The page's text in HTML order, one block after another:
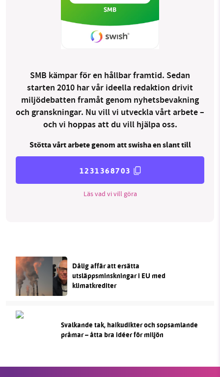
SMB kämpar för en hållbar framtid. Sedan
starten 2010 har vår ideella redaktion drivit
miljödebatten framåt genom nyhetsbevakning
och granskningar. Nu vill vi utveckla vårt arbete –
och vi hoppas att du vill hjälpa oss.
Stötta vårt arbete genom att swisha en slant till
1231368703
Läs vad vi vill göra
Dålig affär att ersätta
utsläppsminskningar i EU med
klimatkrediter
Svalkande tak, haikudikter och sopsamlande
pråmar – åtta bra idéer för miljön